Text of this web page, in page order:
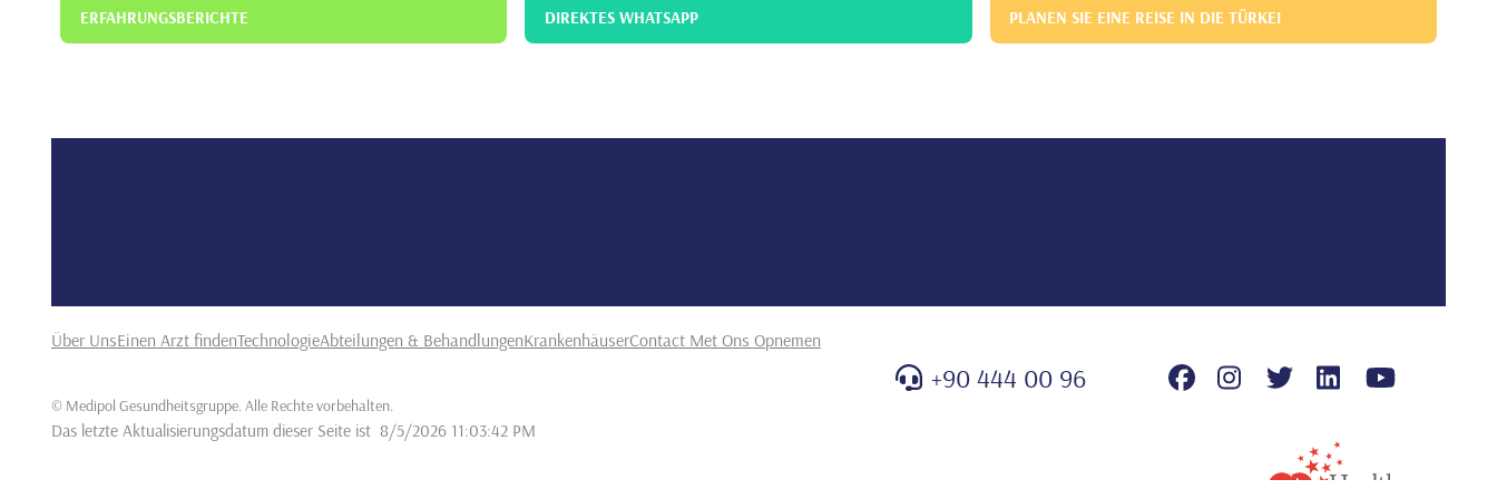
ERFAHRUNGSBERICHTE DIREKTES WHATSAPP PLANEN SIE EINE REISE IN DIE TÜRKEI
Über UnsEinen Arzt findenTechnologieAbteilungen & BehandlungenKrankenhäuserContact Met Ons Opnemen
© Medipol Gesundheitsgruppe. Alle Rechte vorbehalten.
Das letzte Aktualisierungsdatum dieser Seite ist 8/5/2026 11:03:42 PM
+90 444 00 96